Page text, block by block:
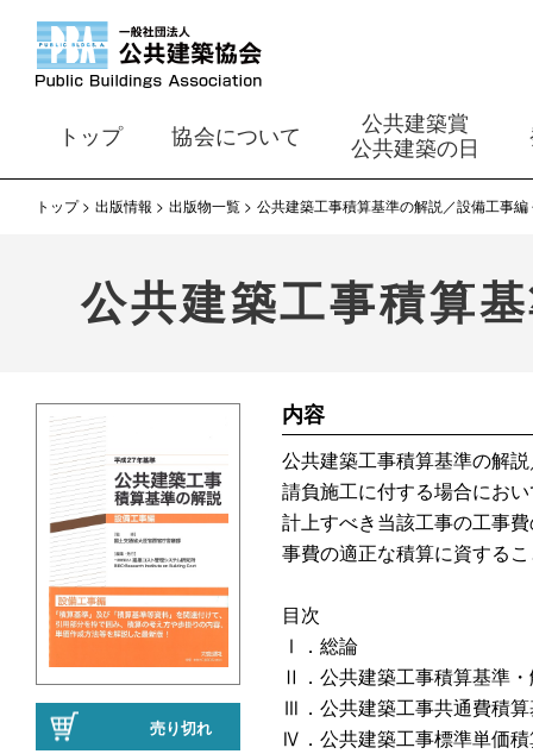
トップ 協会について
公共建築賞
公共建築の日
トップ 出版情報 出版物一覧 公共建築工事積算基準の解説／設備工事
公共建築工事積算
売り切れ
内容
公共建築工事積算基準の解
請負施工に付する場合にお
計上すべき当該工事の工事
事費の適正な積算に資する
目次
Ⅰ．総論
Ⅱ．公共建築工事積算基準
Ⅲ．公共建築工事共通費積
Ⅳ．公共建築工事標準単価